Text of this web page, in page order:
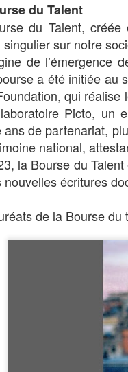
du Talent
du Talent,
singulier sur notre
de l’émergence
a été initiée au
qui
Picto, un
ans de partenariat,
national,
la Bourse du
nouvelles écritures
de la Bourse
à la Semaine